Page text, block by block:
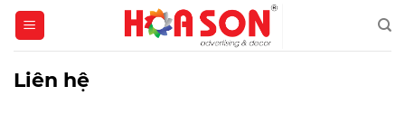
Skip
content
Liên hệ